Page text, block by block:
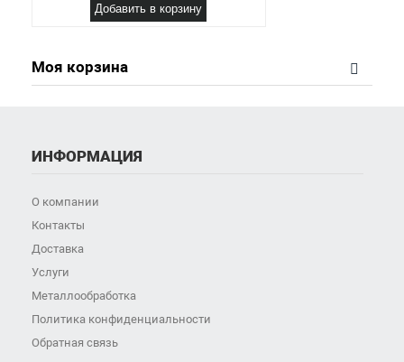
Добавить в корзину
Моя корзина
ИНФОРМАЦИЯ
О компании
Контакты
Доставка
Услуги
Металлообработка
Политика конфиденциальности
Обратная связь